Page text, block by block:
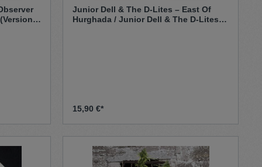
Junior Dell & The D-Lites – East Of
Hurghada / Junior Dell & The D-Lites –
15,90 €*